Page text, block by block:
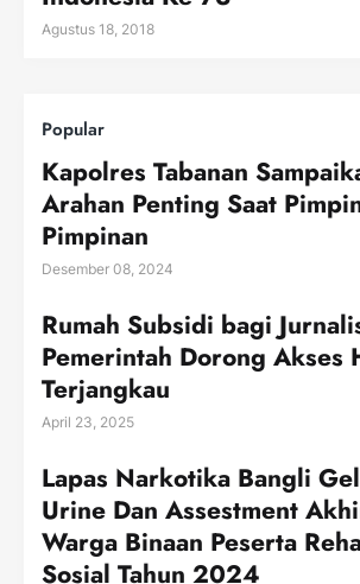
Agustus 18, 2018
Popular
Kapolres Tabanan
Arahan Penting Saat
Pimpinan
Desember 08, 2024
Rumah Subsidi bagi
Pemerintah Dorong Akses
Terjangkau
April 23, 2025
Lapas Narkotika Bangli
Urine Dan Assestment
Warga Binaan Peserta
Sosial Tahun 2024